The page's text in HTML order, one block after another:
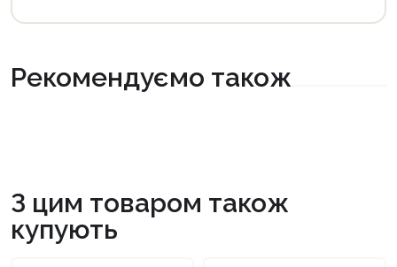
Рекомендуємо також
З цим товаром також
купують